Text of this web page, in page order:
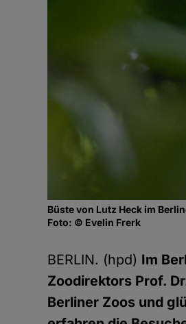
Büste von Lutz Heck im
Foto: © Evelin Frerk
BERLIN. (hpd) Im
Zoodirektors Prof.
Berliner Zoos und